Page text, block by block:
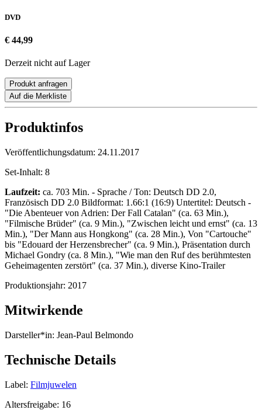
DVD
€ 44,99
Derzeit nicht auf Lager
Produkt anfragen
Auf die Merkliste
Produktinfos
Veröffentlichungsdatum: 24.11.2017
Set-Inhalt: 8
Laufzeit: ca. 703 Min. - Sprache / Ton: Deutsch DD 2.0,
Französisch DD 2.0 Bildformat: 1.66:1 (16:9) Untertitel: Deutsch -
"Die Abenteuer von Adrien: Der Fall Catalan" (ca. 63 Min.),
"Filmische Brüder" (ca. 9 Min.), "Zwischen leicht und ernst" (ca. 13
Min.), "Der Mann aus Hongkong" (ca. 28 Min.), Von "Cartouche"
bis "Edouard der Herzensbrecher" (ca. 9 Min.), Präsentation durch
Michael Gondry (ca. 8 Min.), "Wie man den Ruf des berühmtesten
Geheimagenten zerstört" (ca. 37 Min.), diverse Kino-Trailer
Produktionsjahr: 2017
Mitwirkende
Darsteller*in: Jean-Paul Belmondo
Technische Details
Label: Filmjuwelen
Altersfreigabe: 16